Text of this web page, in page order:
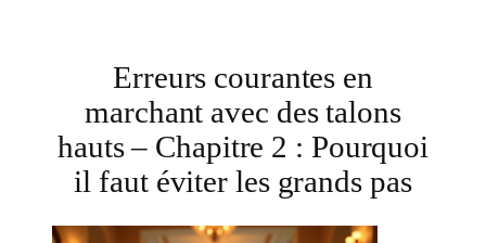
Erreurs courantes en
marchant avec des talons
hauts – Chapitre 2 : Pourquoi
il faut éviter les grands pas